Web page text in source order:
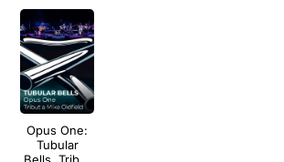
Opus One:
Tubular